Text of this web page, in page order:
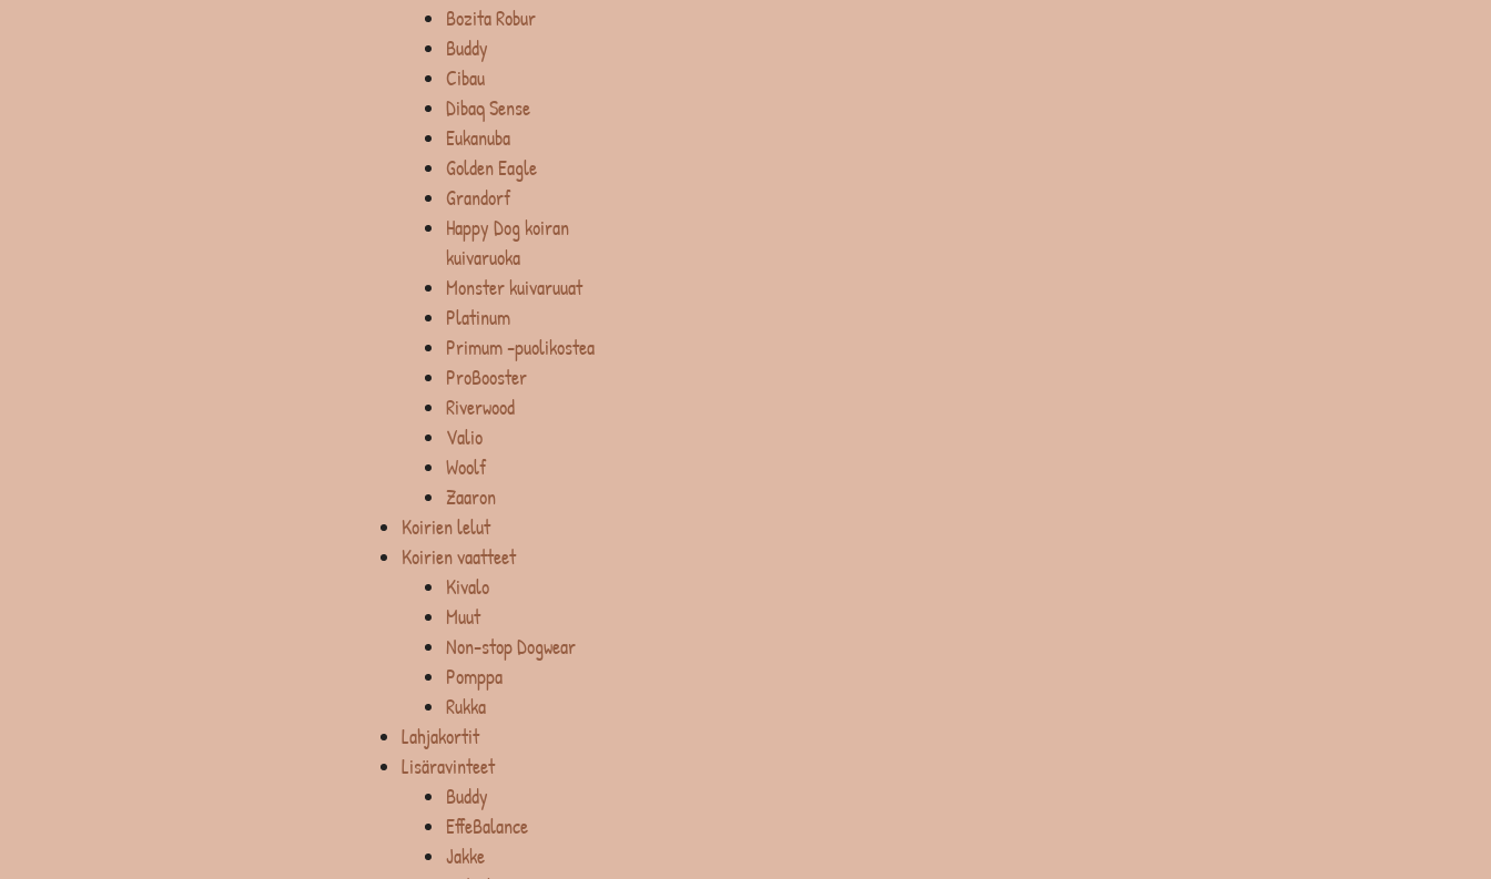
Bozita Robur
Buddy
Cibau
Dibaq Sense
Eukanuba
Golden Eagle
Grandorf
Happy Dog koiran
kuivaruoka
Monster kuivaruuat
Platinum
Primum -puolikostea
ProBooster
Riverwood
Valio
Woolf
Zaaron
Koirien lelut
Koirien vaatteet
Kivalo
Muut
Non-stop Dogwear
Pomppa
Rukka
Lahjakortit
Lisäravinteet
Buddy
EffeBalance
Jakke